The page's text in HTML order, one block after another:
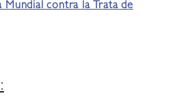
contra la Trata de